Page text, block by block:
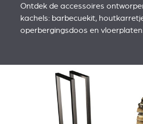
Ontdek de accessoires
kachels: barbecuekit,
operbergingsdoos en